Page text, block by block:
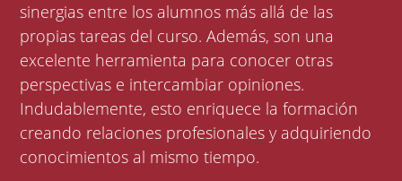
sinergias entre los alumnos más allá de las
propias tareas del curso. Además, son una
excelente herramienta para conocer otras
perspectivas e intercambiar opiniones.
Indudablemente, esto enriquece la formación
creando relaciones profesionales y adquiriendo
conocimientos al mismo tiempo.